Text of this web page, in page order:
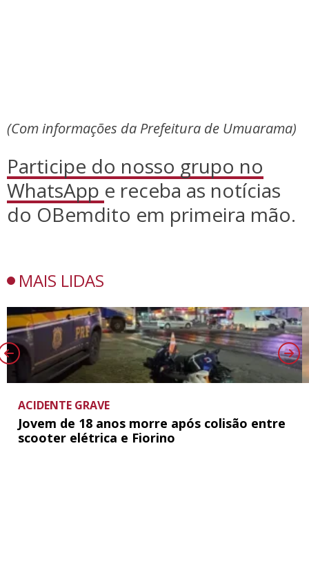
(Com informações da Prefeitura de Umuarama)
Participe do nosso grupo no
WhatsApp e receba as notícias
do OBemdito em primeira mão.
MAIS LIDAS
ACIDENTE GRAVE
Jovem de 18 anos morre após colisão entre
scooter elétrica e Fiorino